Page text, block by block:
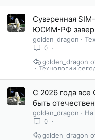
Суверенная
ЮСИМ-РФ
golden_dragon
0
Технологии
golden_dragon
С 2026 года
быть
golden_dragon
На
0
golden_dragon